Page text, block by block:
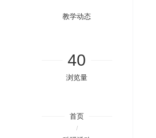
教学动态
40
浏览量
首页
/